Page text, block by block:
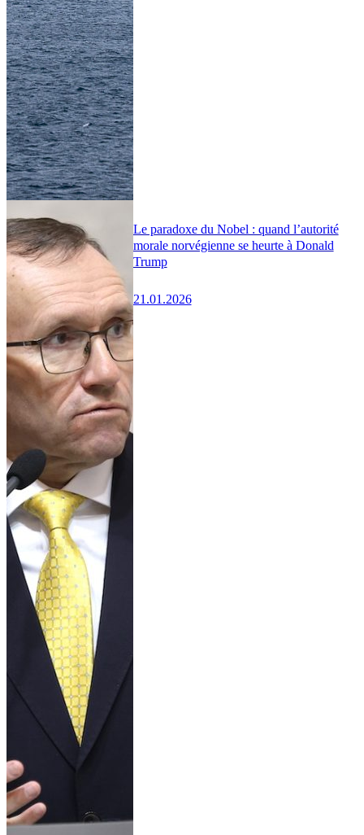
Le paradoxe du Nobel : quand l’autorité
morale norvégienne se heurte à Donald
Trump
21.01.2026